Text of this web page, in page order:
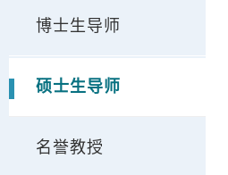
博士生导师
硕士生导师
名誉教授